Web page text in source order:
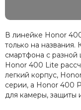
В линейке Honor
только на
смартфона с разной
Honor 400 Lite
легкий корпус,
серии, а Honor 400
для камеры, защиты